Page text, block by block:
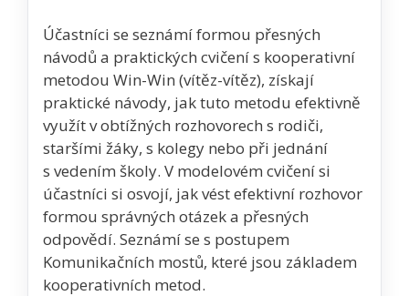
Účastníci se seznámí formou přesných
návodů a praktických cvičení s kooperativní
metodou Win-Win (vítěz-vítěz), získají
praktické návody, jak tuto metodu efektivně
využít v obtížných rozhovorech s rodiči,
staršími žáky, s kolegy nebo při jednání
s vedením školy. V modelovém cvičení si
účastníci si osvojí, jak vést efektivní rozhovor
formou správných otázek a přesných
odpovědí. Seznámí se s postupem
Komunikačních mostů, které jsou základem
kooperativních metod.